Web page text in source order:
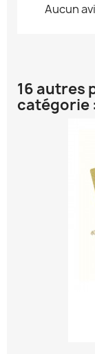
Aucun
16 autres
catégorie :